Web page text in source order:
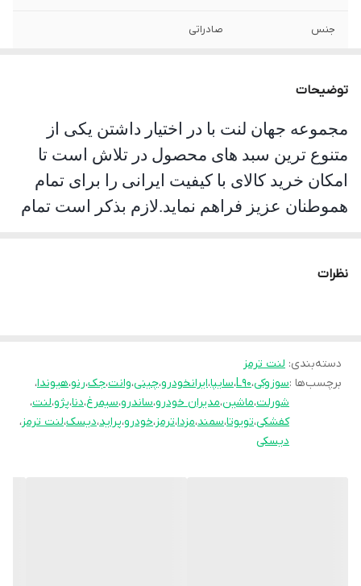
جنس صادراتی
توضیحات
مجموعه جهان لنت با در اختیار داشتن یکی از
متنوع ترین سبد های محصول در تلاش است تا
امکان خرید کالای با کیفیت ایرانی را برای تمام
هموطنان عزیز فراهم نماید.لازم بذکر است تمام
نوآوری فرمولاسیون جدید محصول فوق را با نام
تولید شده موفق به جلب رضایت حداکثری
کاربران شده است به طوری پیمایش و عمر مفید
آن قابل قبول است و در زمان استفاده به هیچ
عنوان سوت نمی کشد و از همه مهمتر اینکه
نظرات
دسته‌بندی: لنت ترمز
برچسب‌ها :سوزوکی،L90،سایپا،ایرانخودرو،چینی،وانت،جک،رنو،هیوندا،
شورلت،ماشین،مدیران خودرو،ساندرو،سیمرغ،دنا،پژو،لنت،
کفشکی،تویوتا،سمند،مزدا،ترمز،خودرو،پراید،دیسک،لنت ترمز،
دیسکی